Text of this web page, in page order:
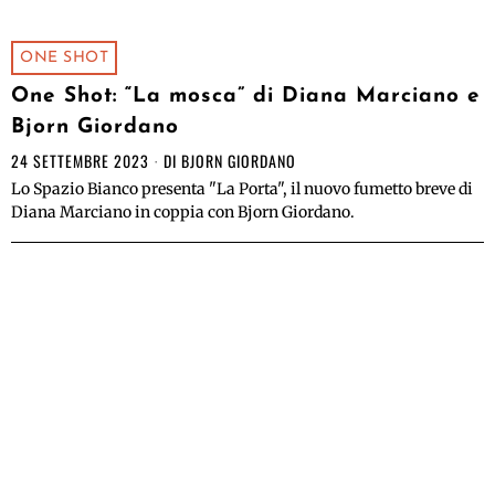
ONE SHOT
One Shot: “La mosca” di Diana Marciano e
Bjorn Giordano
24 SETTEMBRE 2023 DI BJORN GIORDANO
Lo Spazio Bianco presenta "La Porta", il nuovo fumetto breve di
Diana Marciano in coppia con Bjorn Giordano.